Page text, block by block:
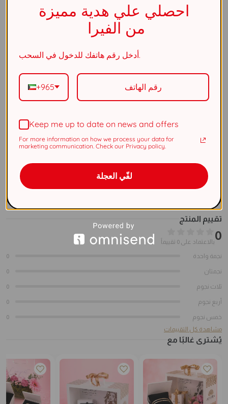
لون الحجر أبيض
المادة فضة استرلينى عيار ٩٢٥
الروديوم
الكفالة
تقييم المنتج
0بالاعتماد على 0 تقييماً
نجمة واحدة
0
نجمتان 0
ثلاث نجوم 0
أربع نجوم 0
خمس نجوم
0
مشاهدة كل التقييمات
يُشترى غالبًا مع
احصلي علي هدية مميزة
من الفيرا
أدخل رقم هاتفك للدخول في السحب.
+965
Keep me up to date on news and offers
For more information on how we process your data for
marketing communication. Check our Privacy policy.
لفّي العجلة